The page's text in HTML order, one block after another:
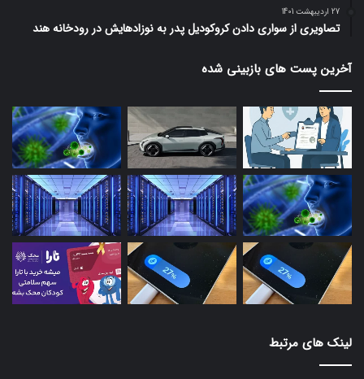
27 اردیبهشت 1401
تصاویری از سواری دادن کروکودیل پدر به نوزادهایش در رودخانه هند
آخرین پست های بازبینی شده
لینک های مرتبط